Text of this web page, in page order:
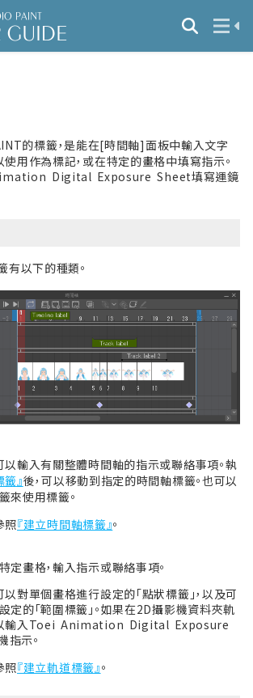
的標籤，是能在[時間軸]面板中輸入文字
使用作為標記，或在特定的畫格中填寫指示。
Digital Exposure Sheet填寫運鏡
以下的種類。
以輸入有關整體時間軸的指示或聯絡事項。執
』後，可以移動到指定的時間軸標籤。也可以
來使用標籤。
照『建立時間軸標籤』。
定畫格，輸入指示或聯絡事項。
對單個畫格進行設定的「點狀標籤」，以及可
定的「範圍標籤」。如果在2D攝影機資料夾軌
以輸入Toei Animation Digital Exposure
示。
照『建立軌道標籤』。